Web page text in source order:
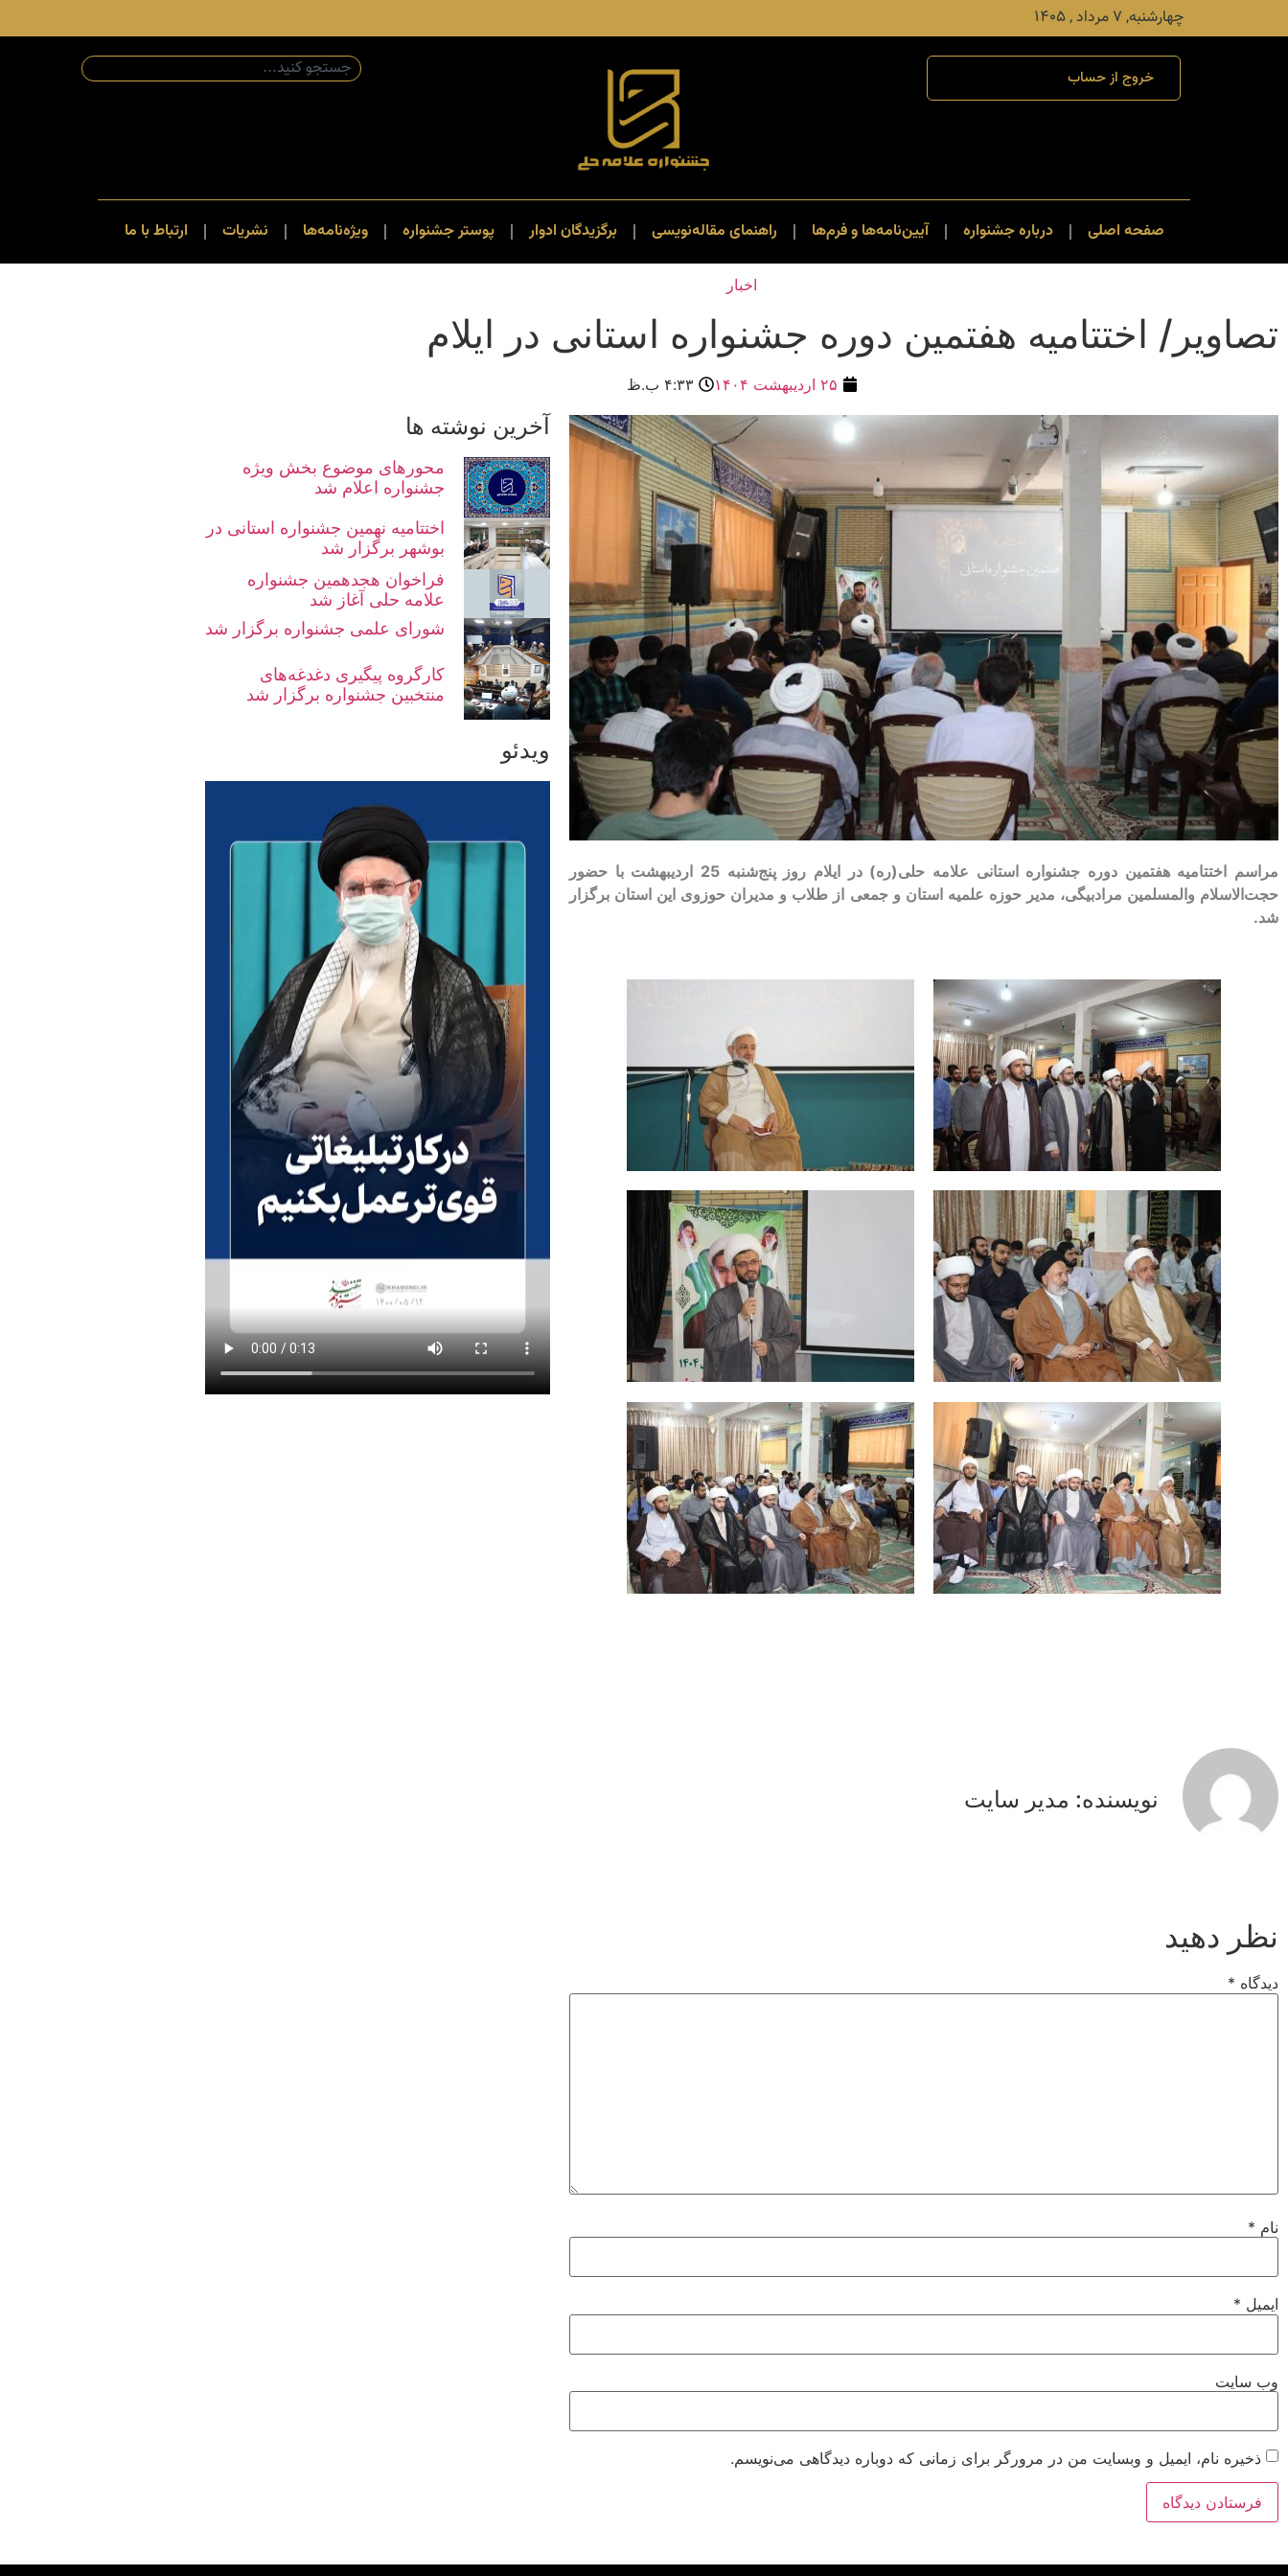
چهارشنبه, ۷ مرداد , ۱۴۰۵
خروج از حساب
صفحه اصلی درباره جشنواره آیین‌نامه‌ها و فرم‌ها راهنمای مقاله‌نویسی برگزیدگان ادوار پوستر جشنواره ویژه‌نامه‌ها نشریات ارتباط با ما
اخبار
تصاویر/ اختتامیه هفتمین دوره جشنواره استانی در ایلام
۲۵ اردیبهشت ۱۴۰۴ ۴:۳۳ ب.ظ
مراسم اختتامیه هفتمین دوره جشنواره استانی علامه حلی(ره) در ایلام روز پنج‌شنبه 25 اردیبهشت با حضور
حجت‌الاسلام والمسلمین مرادبیگی، مدیر حوزه علمیه استان و جمعی از طلاب و مدیران حوزوی این استان برگزار
شد.
نویسنده: مدیر سایت
نظر دهید
دیدگاه *
نام *
ایمیل *
وب‌ سایت
ذخیره نام، ایمیل و وبسایت من در مرورگر برای زمانی که دوباره دیدگاهی می‌نویسم.
آخرین نوشته ها
محورهای موضوع بخش ویژه
جشنواره اعلام شد
اختتامیه نهمین جشنواره استانی در
بوشهر برگزار شد
فراخوان هجدهمین جشنواره
علامه حلی آغاز شد
شورای علمی جشنواره برگزار شد
کارگروه پیگیری دغدغه‌های
منتخبین جشنواره برگزار شد
ویدئو